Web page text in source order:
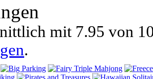
mit 7.95 von
.